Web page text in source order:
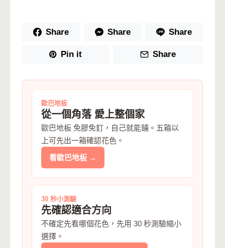
Share Share Share
Pin it Share
歐巴地板
從一個角落 愛上整個家
歐巴地板 免膠免釘，自己就能鋪。五箱以
上可先出一箱確認花色。
看歐巴地板 →
30 秒小測驗
先確認適合方向
不確定先看哪個花色，先用 30 秒測驗縮小
選擇。